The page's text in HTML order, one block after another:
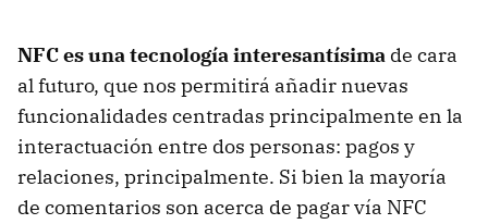
NFCes una tecnología interesantísima de cara
al futuro, que nos permitirá añadir nuevas
funcionalidades centradas principalmente en la
interactuación entre dos personas: pagos y
relaciones, principalmente. Si bien la mayoría
de comentarios son acerca de pagar vía NFC